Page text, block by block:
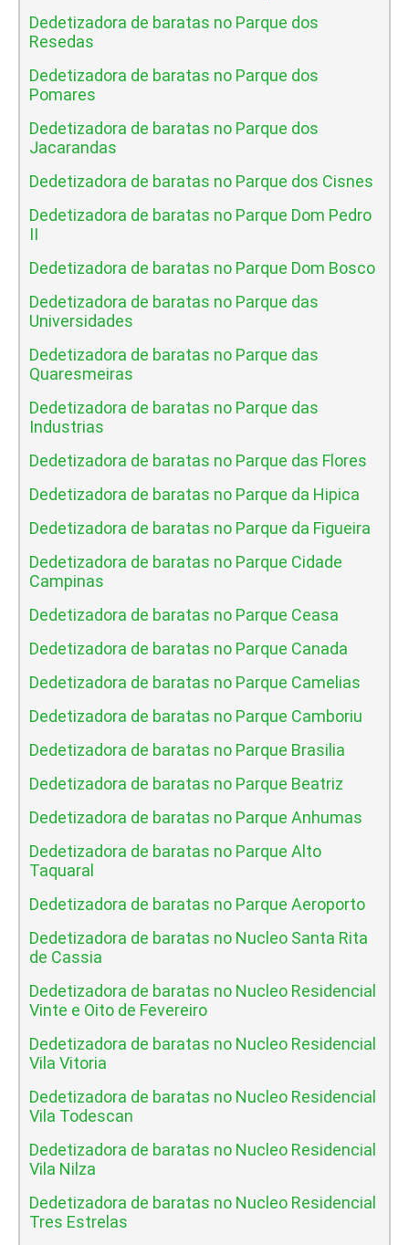
Dedetizadora de baratas no Parque dos
Resedas
Dedetizadora de baratas no Parque dos
Pomares
Dedetizadora de baratas no Parque dos
Jacarandas
Dedetizadora de baratas no Parque dos Cisnes
Dedetizadora de baratas no Parque Dom Pedro
II
Dedetizadora de baratas no Parque Dom Bosco
Dedetizadora de baratas no Parque das
Universidades
Dedetizadora de baratas no Parque das
Quaresmeiras
Dedetizadora de baratas no Parque das
Industrias
Dedetizadora de baratas no Parque das Flores
Dedetizadora de baratas no Parque da Hipica
Dedetizadora de baratas no Parque da Figueira
Dedetizadora de baratas no Parque Cidade
Campinas
Dedetizadora de baratas no Parque Ceasa
Dedetizadora de baratas no Parque Canada
Dedetizadora de baratas no Parque Camelias
Dedetizadora de baratas no Parque Camboriu
Dedetizadora de baratas no Parque Brasilia
Dedetizadora de baratas no Parque Beatriz
Dedetizadora de baratas no Parque Anhumas
Dedetizadora de baratas no Parque Alto
Taquaral
Dedetizadora de baratas no Parque Aeroporto
Dedetizadora de baratas no Nucleo Santa Rita
de Cassia
Dedetizadora de baratas no Nucleo Residencial
Vinte e Oito de Fevereiro
Dedetizadora de baratas no Nucleo Residencial
Vila Vitoria
Dedetizadora de baratas no Nucleo Residencial
Vila Todescan
Dedetizadora de baratas no Nucleo Residencial
Vila Nilza
Dedetizadora de baratas no Nucleo Residencial
Tres Estrelas